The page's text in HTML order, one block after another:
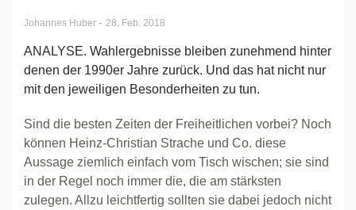
Johannes Huber - 28. Feb. 2018
ANALYSE. Wahlergebnisse bleiben zunehmend hinter
denen der 1990er Jahre zurück. Und das hat nicht nur
mit den jeweiligen Besonderheiten zu tun.
Sind die besten Zeiten der Freiheitlichen vorbei? Noch
können Heinz-Christian Strache und Co. diese
Aussage ziemlich einfach vom Tisch wischen; sie sind
in der Regel noch immer die, die am stärksten
zulegen. Allzu leichtfertig sollten sie dabei jedoch nicht